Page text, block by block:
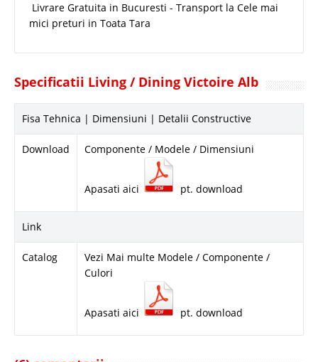
Livrare Gratuita in Bucuresti - Transport la Cele mai
mici preturi in Toata Tara
Specificatii Living / Dining Victoire Alb
Fisa Tehnica | Dimensiuni | Detalii Constructive
Download Componente / Modele / Dimensiuni
Apasati aici pt. download
Link
Catalog
Vezi Mai multe Modele / Componente /
Culori
Apasati aici pt. download